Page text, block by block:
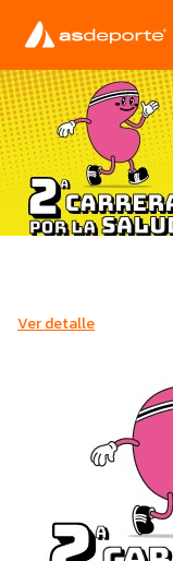
Ver detalle